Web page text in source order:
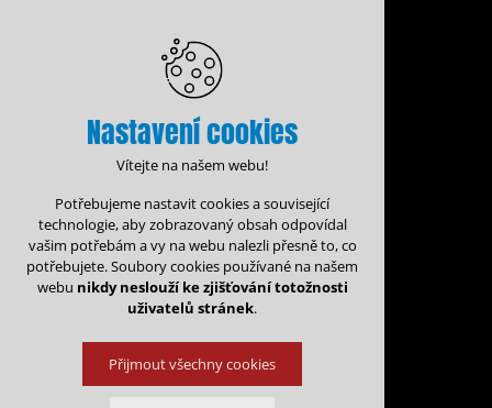
Administrace rezervací
Nastavení cookies
Vítejte na našem webu!
Potřebujeme nastavit cookies a související
technologie, aby zobrazovaný obsah odpovídal
vašim potřebám a vy na webu nalezli přesně to, co
potřebujete. Soubory cookies používané na našem
webu nikdy neslouží ke zjišťování totožnosti
uživatelů stránek.
Přijmout všechny cookies